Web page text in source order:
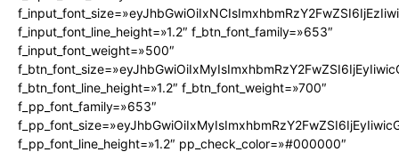
f_input_font_line_height=»1.2″ f_btn_font_family=»653″
f_input_font_weight=»500″
f_btn_font_line_height=»1.2″ f_btn_font_weight=»700″
f_pp_font_family=»653″
f_pp_font_line_height=»1.2″ pp_check_color=»#000000″